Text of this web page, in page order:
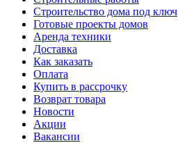
Строительство дома под ключ
Готовые проекты домов
Аренда техники
Доставка
Как заказать
Оплата
Купить в рассрочку
Возврат товара
Новости
Акции
Вакансии